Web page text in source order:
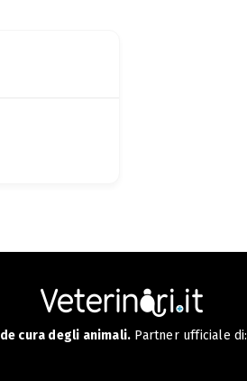
cura degli animali. Partner ufficiale di: